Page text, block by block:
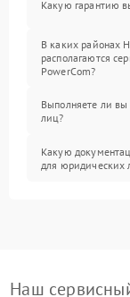
Какую гарантию
В каких районах
располагаются
PowerCom?
Выполняете ли
лиц?
Какую
для юридических
Наш